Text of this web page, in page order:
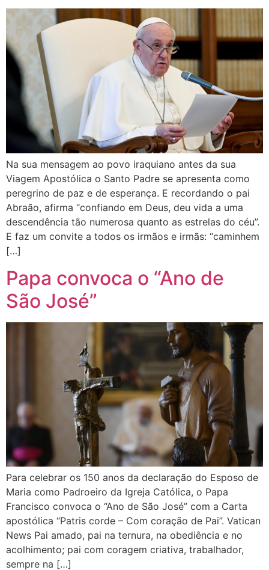
Na sua mensagem ao povo iraquiano antes da sua
Viagem Apostólica o Santo Padre se apresenta como
peregrino de paz e de esperança. E recordando o pai
Abraão, afirma “confiando em Deus, deu vida a uma
descendência tão numerosa quanto as estrelas do céu”.
E faz um convite a todos os irmãos e irmãs: “caminhem
[…]
Papa convoca o “Ano de
São José”
Para celebrar os 150 anos da declaração do Esposo de
Maria como Padroeiro da Igreja Católica, o Papa
Francisco convoca o “Ano de São José” com a Carta
apostólica “Patris corde – Com coração de Pai”. Vatican
News Pai amado, pai na ternura, na obediência e no
acolhimento; pai com coragem criativa, trabalhador,
sempre na […]